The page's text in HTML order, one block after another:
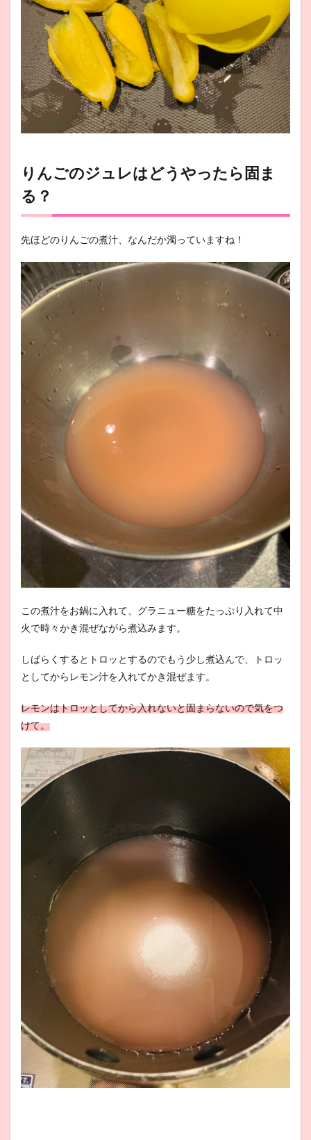
りんごのジュレはどうやったら固ま
る？
先ほどのりんごの煮汁、なんだか濁っていますね！
この煮汁をお鍋に入れて、グラニュー糖をたっぷり入れて中
火で時々かき混ぜながら煮込みます。
しばらくするとトロッとするのでもう少し煮込んで、トロッ
としてからレモン汁を入れてかき混ぜます。
レモンはトロッとしてから入れないと固まらないので気をつ
けて。